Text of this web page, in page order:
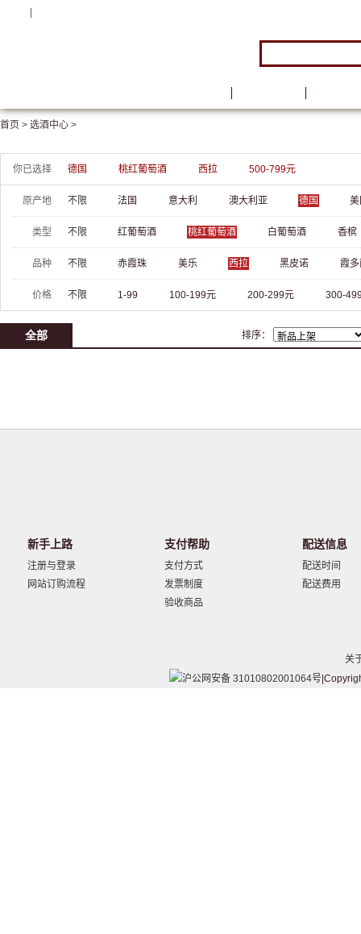
首页 > 选酒中心 >
你已选择 德国 桃红葡萄酒 西拉 500-799元
原产地 不限 法国 意大利 澳大利亚 德国
类型 不限 红葡萄酒 桃红葡萄酒 白葡萄酒 香槟
品种 不限 赤霞珠 美乐 西拉 黑皮诺 霞
价格 不限 1-99 100-199元 200-299元 300-
全部 排序：
新手上路
注册与登录
网站订购流程
支付帮助
支付方式
发票制度
验收商品
配送信息
配送时间
配送费用
关
沪公网安备 31010802001064号